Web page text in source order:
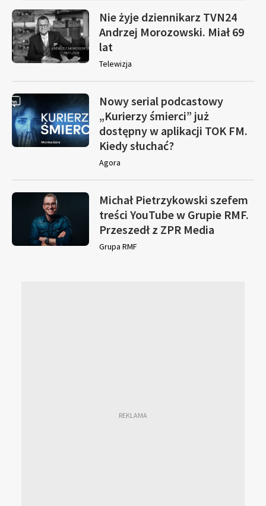
Nie żyje dziennikarz TVN24
Andrzej Morozowski. Miał 69
lat
Telewizja
Nowy serial podcastowy
„Kurierzy śmierci” już
dostępny w aplikacji TOK FM.
Kiedy słuchać?
Agora
Michał Pietrzykowski szefem
treści YouTube w Grupie RMF.
Przeszedł z ZPR Media
Grupa RMF